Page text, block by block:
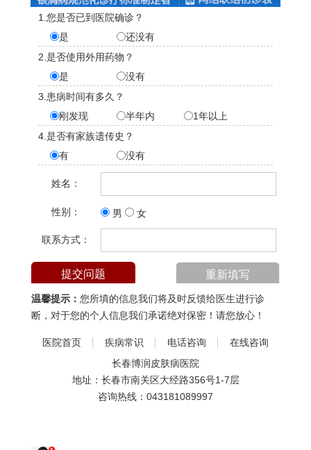
1.您是否已到医院确诊？
是
还没有
2.是否使用外用药物？
是
没有
3.患病时间有多久？
刚发现
半年内
1年以上
4.是否有家族遗传史？
有
没有
姓名：
性别： 男 女
联系方式：
温馨提示： 您所填的信息我们将及时反馈给医生进行诊
断，对于您的个人信息我们承诺绝对保密！请您放心！
医院首页 疾病常识 电话咨询
在线咨询
长春博润皮肤病医院
地址：长春市南关区大经路356号1-7层
咨询热线： 043181089997